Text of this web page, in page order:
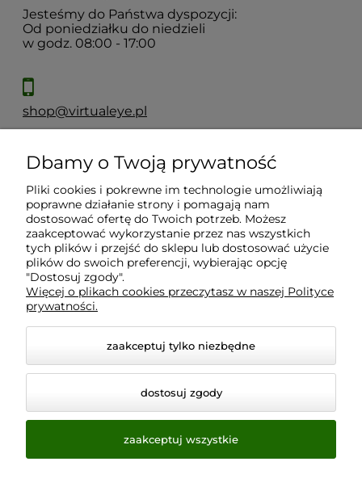
Jesteśmy do Państwa dyspozycji:
Od poniedziałku do niedzieli
w godz. 08:00 - 17:00
shop@virtualeye.pl
Moje konto
Płatności i dostawa
Informacje
O nas
Dbamy o Twoją prywatność
Pliki cookies i pokrewne im technologie umożliwiają
poprawne działanie strony i pomagają nam
dostosować ofertę do Twoich potrzeb. Możesz
zaakceptować wykorzystanie przez nas wszystkich
tych plików i przejść do sklepu lub dostosować użycie
plików do swoich preferencji, wybierając opcję
"Dostosuj zgody".
Więcej o plikach cookies przeczytasz w naszej Polityce
prywatności.
zaakceptuj tylko niezbędne
dostosuj zgody
zaakceptuj wszystkie